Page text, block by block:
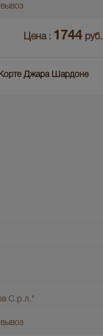
Цена : 1744 руб.
Корте Джара Шардоне
С.р.л."